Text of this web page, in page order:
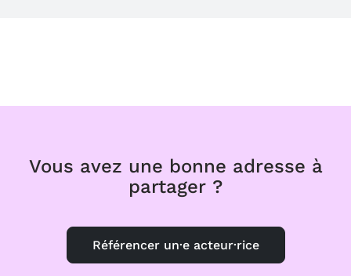
Vous avez une bonne adresse à
partager ?
Référencer un·e acteur·rice